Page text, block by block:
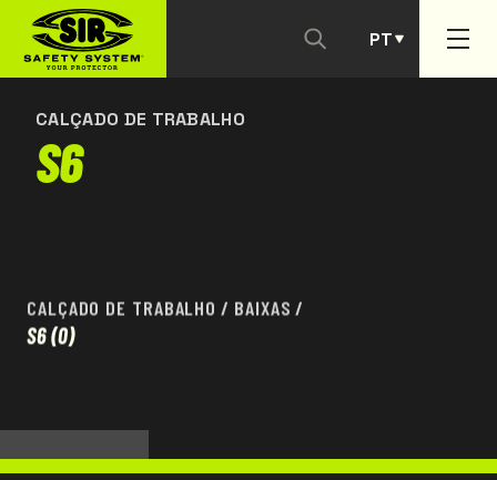
PT
ES
CALÇADO DE TRABALHO
S6
CALÇADO DE TRABALHO / BAIXAS /
S6(0)
CONTACTAR-NOS